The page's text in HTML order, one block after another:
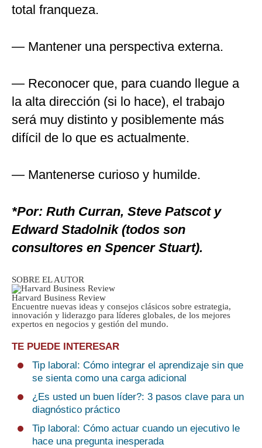
total franqueza.
— Mantener una perspectiva externa.
— Reconocer que, para cuando llegue a
la alta dirección (si lo hace), el trabajo
será muy distinto y posiblemente más
difícil de lo que es actualmente.
— Mantenerse curioso y humilde.
*Por: Ruth Curran, Steve Patscot y
Edward Stadolnik (todos son
consultores en Spencer Stuart).
SOBRE EL AUTOR
Harvard Business Review
Encuentre nuevas ideas y consejos clásicos sobre estrategia,
innovación y liderazgo para líderes globales, de los mejores
expertos en negocios y gestión del mundo.
TE PUEDE INTERESAR
Tip laboral: Cómo integrar el aprendizaje sin que
se sienta como una carga adicional
¿Es usted un buen líder?: 3 pasos clave para un
diagnóstico práctico
Tip laboral: Cómo actuar cuando un ejecutivo le
hace una pregunta inesperada